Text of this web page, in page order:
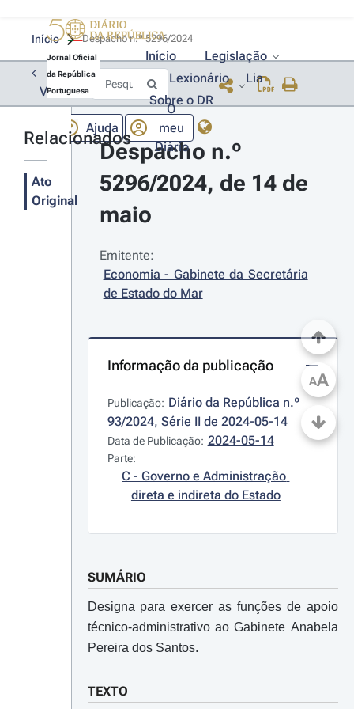
Jornal Oficial
da República
Portuguesa
Início
Legislação
Lexionário
Lia
Sobre o DR
Ajuda
O
meu
Diário
Início
Voltar
Relacionados
Ato
Original
Despacho n.º
5296/2024, de 14 de
maio
Emitente:
Economia - Gabinete da Secretária
de Estado do Mar
Informação da publicação
Publicação: Diário da República n.º
93/2024, Série II de 2024-05-14
Data de Publicação: 2024-05-14
Parte:
C - Governo e Administração
direta e indireta do Estado
SUMÁRIO
Designa para exercer as funções de apoio
técnico-administrativo ao Gabinete Anabela
Pereira dos Santos.
TEXTO
AA